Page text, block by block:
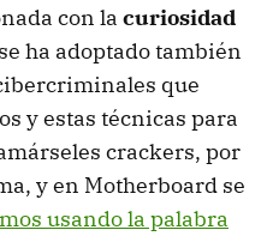
con la curiosidad
ha adoptado también
que
y estas técnicas para
crackers, por
y en Motherboard se
usando la palabra